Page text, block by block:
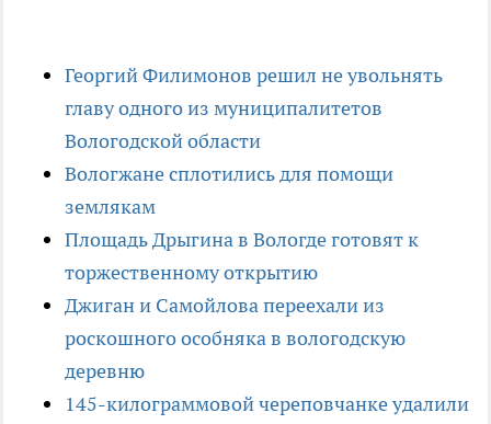
Георгий Филимонов решил не увольнять
главу одного из муниципалитетов
Вологодской области
Вологжане сплотились для помощи
землякам
Площадь Дрыгина в Вологде готовят к
торжественному открытию
Джиган и Самойлова переехали из
роскошного особняка в вологодскую
деревню
145-килограммовой череповчанке удалили